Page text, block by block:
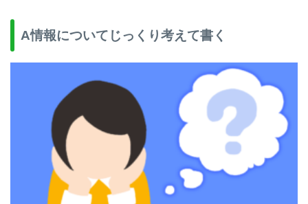
A情報についてじっくり考えて書く